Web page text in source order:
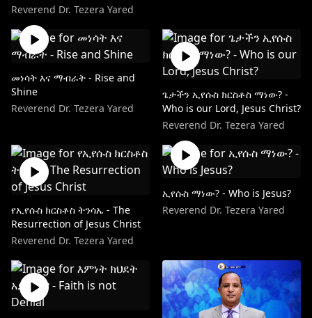
Reverend Dr. Tezera Yared
መነሳት እና ማብራት - Rise and
Shine
Reverend Dr. Tezera Yared
ጌታችን ኢየሱስ ክርስቶስ ማነው? -
Who is our Lord, Jesus Christ?
Reverend Dr. Tezera Yared
የኢየሱስ ክርስቶስ ትንሳኤ - The
Resurrection of Jesus Christ
Reverend Dr. Tezera Yared
ኢየሱስ ማነው? - Who is Jesus?
Reverend Dr. Tezera Yared